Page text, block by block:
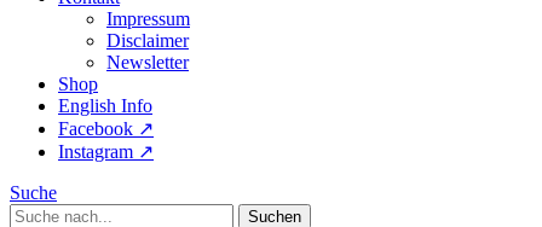
Impressum
Disclaimer
Newsletter
Shop
English Info
Facebook ↗︎
Instagram ↗︎
Suche